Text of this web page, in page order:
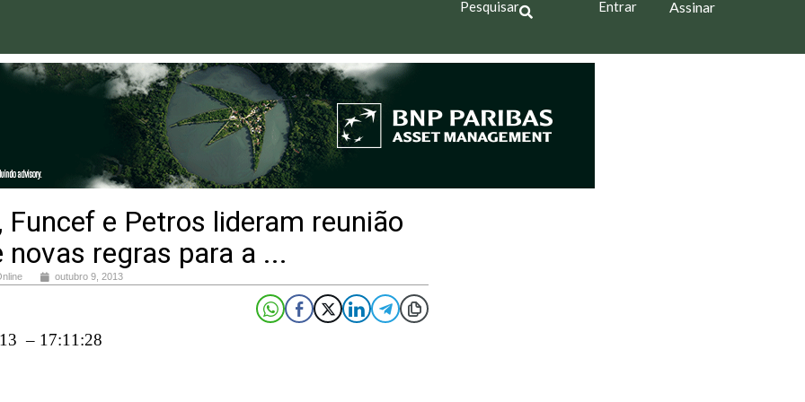
Pesquisar Entrar Assinar
Funcef e Petros lideram reunião
novas regras para a ...
outubro 9, 2013
– 17:11:28